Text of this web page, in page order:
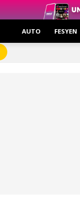
AUTO FESYEN